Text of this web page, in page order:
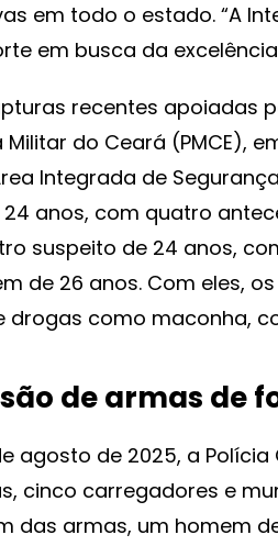
em todo o estado. “A
em busca da
recentes apoiadas
Militar do Ceará (PMCE),
Integrada de
anos, com quatro
suspeito de 24 anos,
de 26 anos. Com eles,
drogas como maconha,
de armas de
agosto de 2025, a
cinco carregadores e
das armas, um